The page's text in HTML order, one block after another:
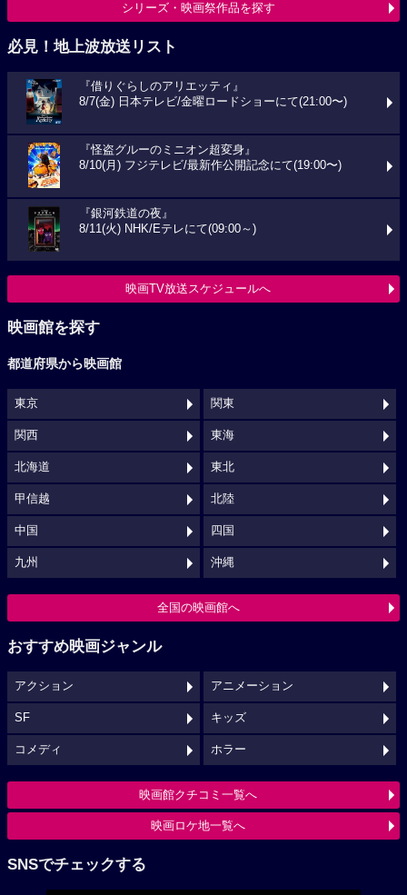
シリーズ・映画祭作品を探す
必見！地上波放送リスト
『借りぐらしのアリエッティ』
8/7(金) 日本テレビ/金曜ロードショーにて(21:00〜)
『怪盗グルーのミニオン超変身』
8/10(月) フジテレビ/最新作公開記念にて(19:00〜)
『銀河鉄道の夜』
8/11(火) NHK/Eテレにて(09:00～)
映画TV放送スケジュールへ
映画館を探す
都道府県から映画館
東京 関東
関西 東海
北海道 東北
甲信越 北陸
中国 四国
九州 沖縄
全国の映画館へ
おすすめ映画ジャンル
アクション アニメーション
SF キッズ
コメディ ホラー
映画館クチコミ一覧へ
映画ロケ地一覧へ
SNSでチェックする